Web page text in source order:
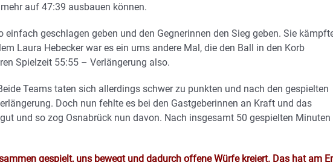
auf 47:39 ausbauen können.
geschlagen geben und den Gegnerinnen den Sieg geben. Sie
Laura Hebecker war es ein ums andere Mal, die den Ball in den Korb
Spielzeit 55:55 – Verlängerung also.
Teams taten sich allerdings schwer zu punkten und nach den gespielten
Doch nun fehlte es bei den Gastgeberinnen an Kraft und das
und so zog Osnabrück nun davon. Nach insgesamt 50 gespielten Minuten
gespielt, uns bewegt und dadurch offene Würfe kreiert. Das hat am